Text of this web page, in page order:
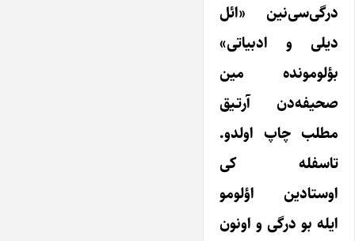
درگی‌سی‌نین «ائل
دیلی و ادبیاتی»
بؤلومونده مین
صحیفه‌دن آرتـیق
مطلب چاپ اولدو.
تاسفله کی
اوستادین اؤلومو
ایله بو درگی و اونون